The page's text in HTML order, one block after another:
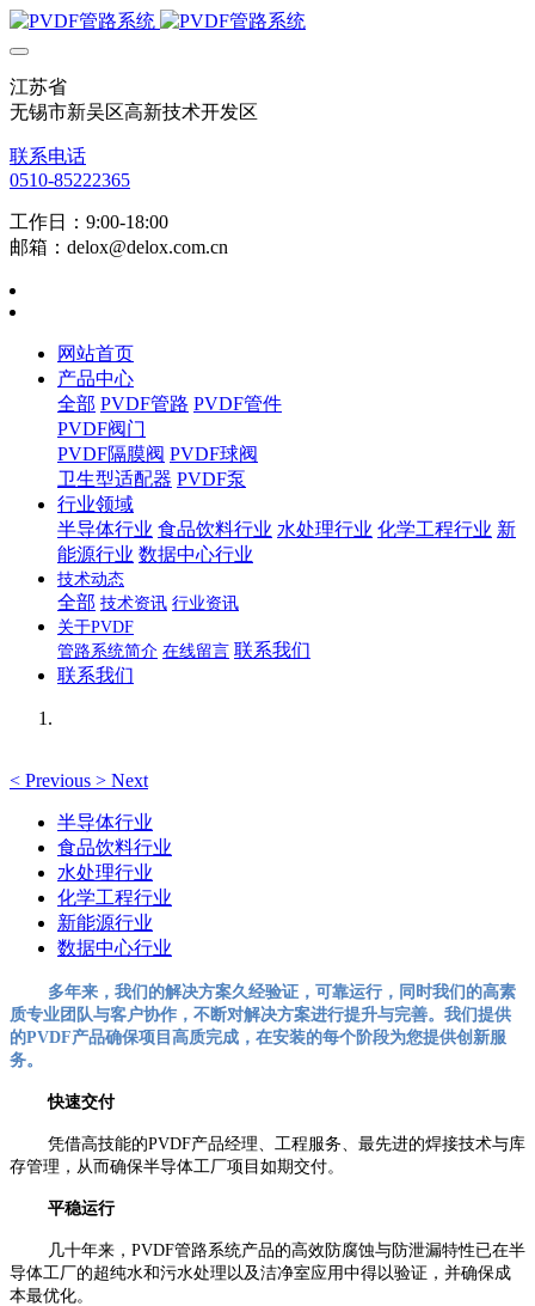
江苏省
无锡市新吴区高新技术开发区
联系电话
0510-85222365
工作日：9:00-18:00
邮箱：delox@delox.com.cn
网站首页
产品中心
全部 PVDF管路 PVDF管件
PVDF阀门
PVDF隔膜阀 PVDF球阀
卫生型适配器 PVDF泵
行业领域
半导体行业 食品饮料行业 水处理行业 化学工程行业 新
能源行业 数据中心行业
技术动态
全部 技术资讯 行业资讯
关于PVDF
管路系统简介 在线留言 联系我们
联系我们
< Previous > Next
半导体行业
食品饮料行业
水处理行业
化学工程行业
新能源行业
数据中心行业
多年来，我们的解决方案久经验证，可靠运行，同时我们的高素
质专业团队与客户协作，不断对解决方案进行提升与完善。我们提供
的PVDF产品确保项目高质完成，在安装的每个阶段为您提供创新服
务。
快速交付
凭借高技能的PVDF产品经理、工程服务、最先进的焊接技术与库
存管理，从而确保半导体工厂项目如期交付。
平稳运行
几十年来，PVDF管路系统产品的高效防腐蚀与防泄漏特性已在半
导体工厂的超纯水和污水处理以及洁净室应用中得以验证，并确保成
本最优化。